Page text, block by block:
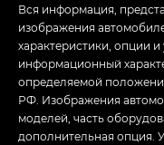
Вся информация,
изображения
характеристики, опции
информационный
определяемой
РФ. Изображения
моделей, часть
дополнительная опция.